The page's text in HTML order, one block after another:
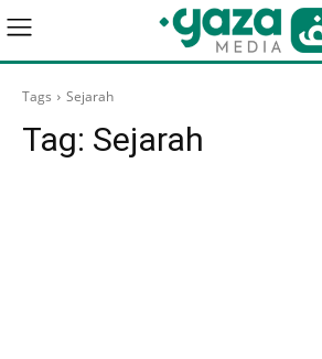
Tags Sejarah
Tag: Sejarah